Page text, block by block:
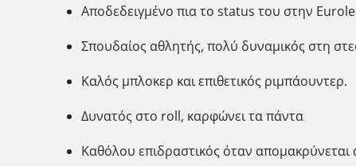
Αποδεδειγμένο πια το status του στην
Σπουδαίος αθλητής, πολύ δυναμικός στη
Καλός μπλοκερ και επιθετικός ριμπάουντερ.
Δυνατός στο roll, καρφώνει τα πάντα
Καθόλου επιδραστικός όταν απομακρύνεται